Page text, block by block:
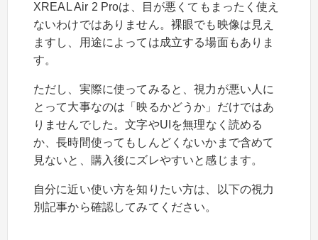
XREAL Air 2 Proは、目が悪くてもまったく使え
ないわけではありません。裸眼でも映像は見え
ますし、用途によっては成立する場面もありま
す。
ただし、実際に使ってみると、視力が悪い人に
とって大事なのは「映るかどうか」だけではあ
りませんでした。文字やUIを無理なく読める
か、長時間使ってもしんどくないかまで含めて
見ないと、購入後にズレやすいと感じます。
自分に近い使い方を知りたい方は、以下の視力
別記事から確認してみてください。